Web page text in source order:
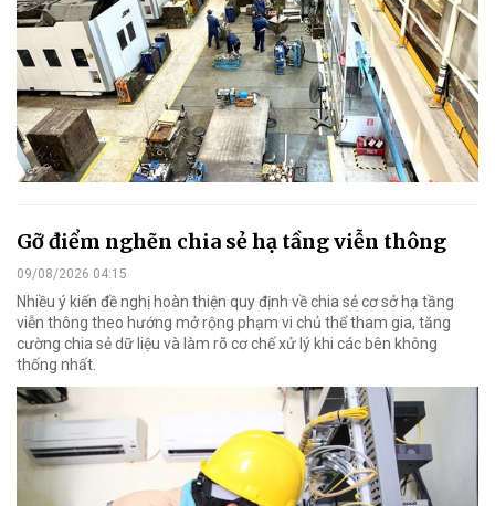
Gỡ điểm nghẽn chia sẻ hạ tầng viễn thông
09/08/2026 04:15
Nhiều ý kiến đề nghị hoàn thiện quy định về chia sẻ cơ sở hạ tầng
viễn thông theo hướng mở rộng phạm vi chủ thể tham gia, tăng
cường chia sẻ dữ liệu và làm rõ cơ chế xử lý khi các bên không
thống nhất.